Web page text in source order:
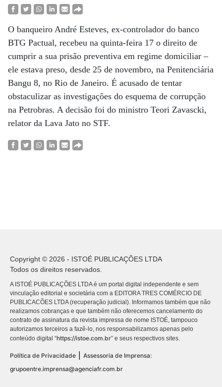
O banqueiro André Esteves, ex-controlador do banco
BTG Pactual, recebeu na quinta-feira 17 o direito de
cumprir a sua prisão preventiva em regime domiciliar –
ele estava preso, desde 25 de novembro, na Penitenciária
Bangu 8, no Rio de Janeiro. É acusado de tentar
obstaculizar as investigações do esquema de corrupção
na Petrobras. A decisão foi do ministro Teori Zavascki,
relator da Lava Jato no STF.
Copyright © 2026 - ISTOÉ PUBLICAÇÕES LTDA
Todos os direitos reservados.
A ISTOÉ PUBLICAÇÕES LTDA é um portal digital independente e sem
vinculação editorial e societária com a EDITORA TRES COMÉRCIO DE
PUBLICACÕES LTDA (recuperação judicial). Informamos também que não
realizamos cobranças e que também não oferecemos cancelamento do
contrato de assinatura da revista impressa de nome ISTOÉ, tampouco
autorizamos terceiros a fazê-lo, nos responsabilizamos apenas pelo
conteúdo digital “https://istoe.com.br” e seus respectivos sites.
Política de Privacidade
Assessoria de Imprensa:
grupoentre.imprensa@agenciafr.com.br